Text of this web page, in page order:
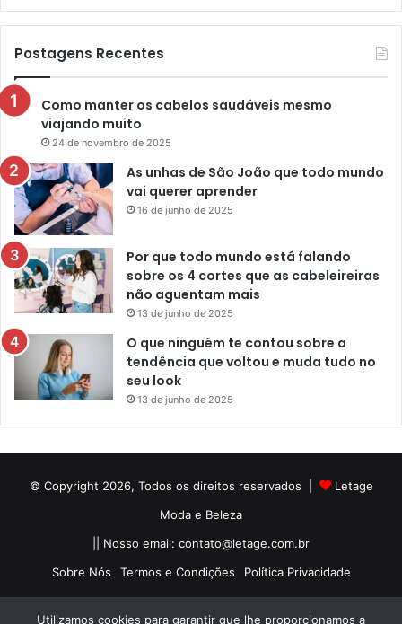
Postagens Recentes
Como manter os cabelos saudáveis mesmo
viajando muito
24 de novembro de 2025
As unhas de São João que todo mundo
vai querer aprender
16 de junho de 2025
Por que todo mundo está falando
sobre os 4 cortes que as cabeleireiras
não aguentam mais
13 de junho de 2025
O que ninguém te contou sobre a
tendência que voltou e muda tudo no
seu look
13 de junho de 2025
© Copyright 2026, Todos os direitos reservados |
Letage
Moda e Beleza
|| Nosso email: contato@letage.com.br
Sobre Nós
Termos e Condições Política Privacidade
FacebookPinterestInstagram
Utilizamos cookies para garantir que lhe proporcionamos a